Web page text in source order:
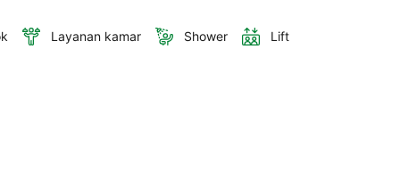
Layanan kamar Shower Lift